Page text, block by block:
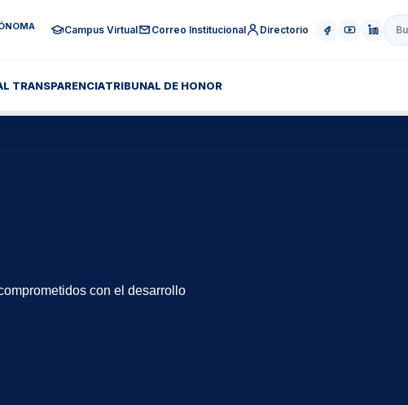
Campus Virtual Correo Institucional Directorio
TRANSPARENCIATRIBUNAL DE HONOR
con el desarrollo